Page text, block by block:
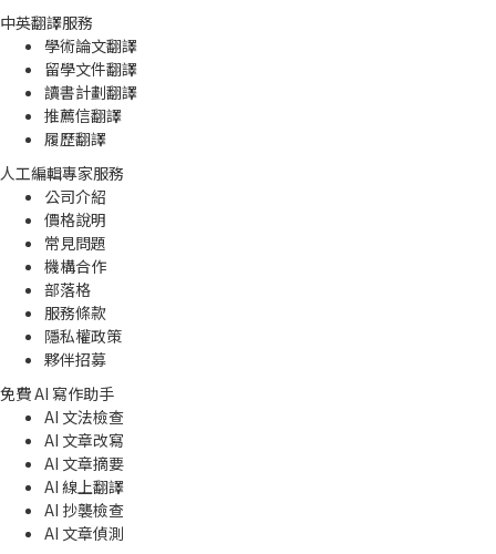
中英翻譯服務
學術論文翻譯
留學文件翻譯
讀書計劃翻譯
推薦信翻譯
履歷翻譯
人工編輯專家服務
公司介紹
價格說明
常見問題
機構合作
部落格
服務條款
隱私權政策
夥伴招募
免費 AI 寫作助手
AI 文法檢查
AI 文章改寫
AI 文章摘要
AI 線上翻譯
AI 抄襲檢查
AI 文章偵測